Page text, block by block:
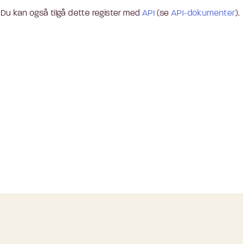
Du kan også tilgå dette register med API (seAPI-dokumenter).